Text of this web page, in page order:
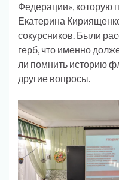
Федерации», которую
Екатерина
сокурсников. Были
герб, что именно
ли помнить историю
другие вопросы.